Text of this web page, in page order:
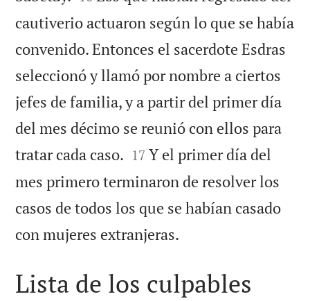
cautiverio actuaron según lo que se había
convenido. Entonces el sacerdote Esdras
seleccionó y llamó por nombre a ciertos
jefes de familia, y a partir del primer día
del mes décimo se reunió con ellos para
tratar cada caso. 

17 Y el primer día del
mes primero terminaron de resolver los
casos de todos los que se habían casado
con mujeres extranjeras.
Lista de los culpables